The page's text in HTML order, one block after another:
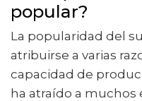
popular?
La popularidad del
atribuirse a varias
capacidad de
ha atraído a muchos